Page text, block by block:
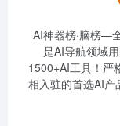
AI神器榜·脑榜—
是AI导航领域
1500+AI工具！严
相入驻的首选AI产